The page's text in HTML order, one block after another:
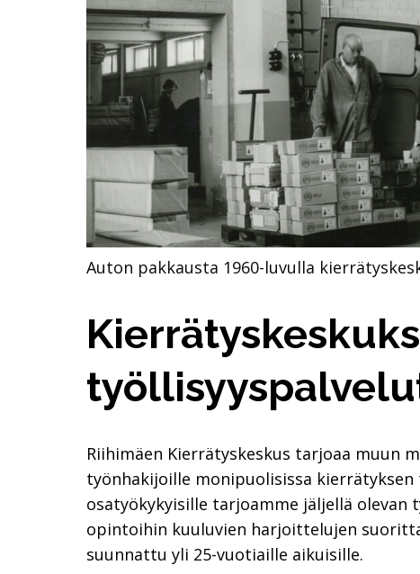
Auton pakkausta 1960-luvulla
Riihimäen Kierrätyskeskus tarjoaa muun
työnhakijoille monipuolisissa
osatyökykyisille tarjoamme jäljellä
opintoihin kuuluvien harjoittelujen
suunnattu yli 25-vuotiaille aikuisille.